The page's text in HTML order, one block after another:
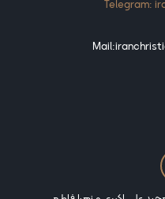
Telegram: